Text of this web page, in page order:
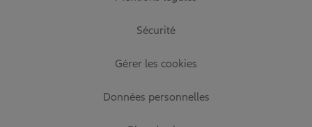
Sécurité
Gérer les cookies
Données personnelles